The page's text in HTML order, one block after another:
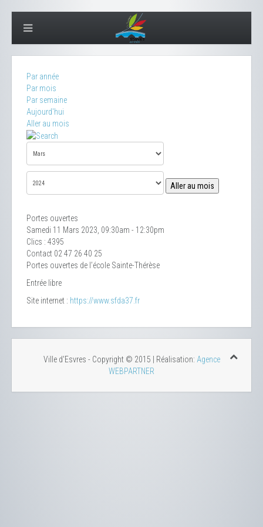
Par année
Par mois
Par semaine
Aujourd'hui
Aller au mois
Aller au mois
Portes ouvertes
Samedi 11 Mars 2023, 09:30am - 12:30pm
Clics : 4395
Contact 02 47 26 40 25
Portes ouvertes de l’école Sainte-Thérèse
Entrée libre
Site internet : https://www.sfda37.fr
Ville d'Esvres - Copyright © 2015 | Réalisation: Agence
WEBPARTNER